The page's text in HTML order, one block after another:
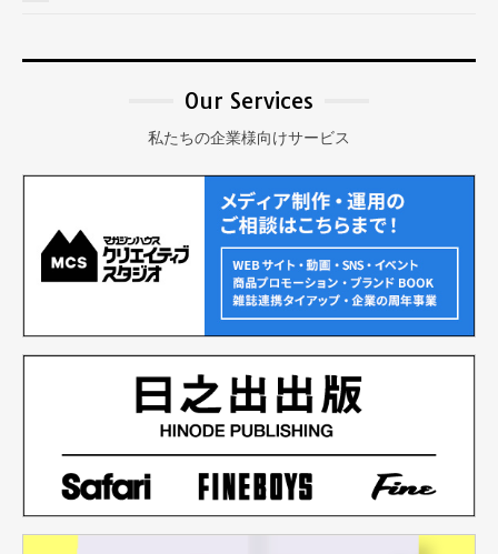
Our Services
私たちの企業様向けサービス